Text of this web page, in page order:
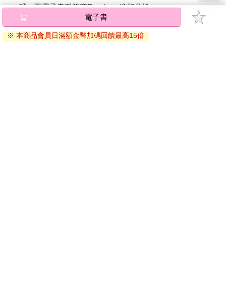
碼』至電子書服務商Readmoo進行兌換。
退換貨須知：
因版權保護，您在金石堂所購買的電子書僅能以金石堂專屬
電子書
※ 本商品會員日滿額金幣加碼回饋最高15倍